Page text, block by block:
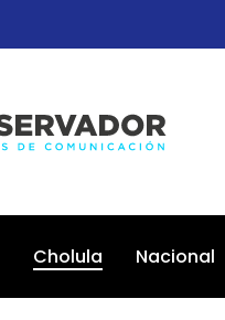
Cholula Nacional